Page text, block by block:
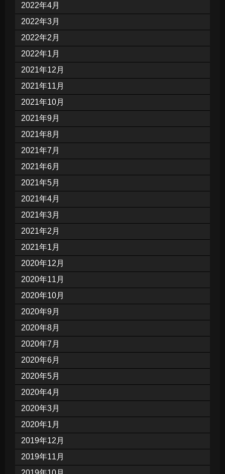
2022年4月
2022年3月
2022年2月
2022年1月
2021年12月
2021年11月
2021年10月
2021年9月
2021年8月
2021年7月
2021年6月
2021年5月
2021年4月
2021年3月
2021年2月
2021年1月
2020年12月
2020年11月
2020年10月
2020年9月
2020年8月
2020年7月
2020年6月
2020年5月
2020年4月
2020年3月
2020年1月
2019年12月
2019年11月